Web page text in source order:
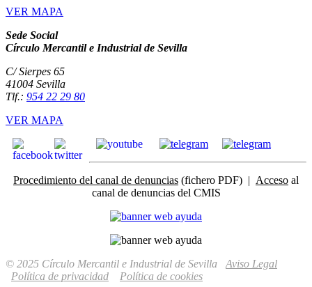
VER MAPA
Sede Social
Círculo Mercantil e Industrial de Sevilla
C/ Sierpes 65
41004 Sevilla
Tlf.: 954 22 29 80
VER MAPA
Procedimiento del canal de denuncias (fichero PDF) | Acceso al
canal de denuncias del CMIS
© 2025 Círculo Mercantil e Industrial de Sevilla Aviso Legal
Política de privacidad
Política de cookies